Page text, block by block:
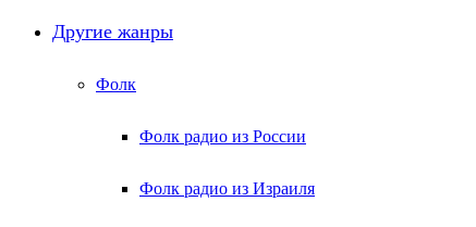
Другие жанры
Фолк
Фолк радио из России
Фолк радио из Израиля